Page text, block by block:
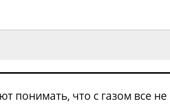
понимать, что с газом все не